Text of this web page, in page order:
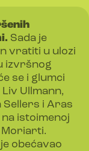
Sada je
vratiti u ulozi
izvršnog
se i glumci
Ullmann,
Sellers i Aras
istoimenoj
Moriarti.
obećavao